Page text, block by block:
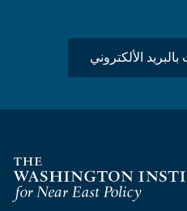
الألكتروني